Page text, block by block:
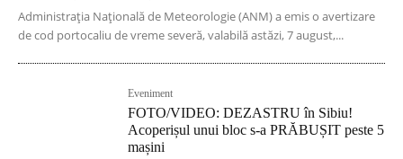
Administrația Națională de Meteorologie (ANM) a emis o avertizare
de cod portocaliu de vreme severă, valabilă astăzi, 7 august,...
Eveniment
FOTO/VIDEO: DEZASTRU în Sibiu!
Acoperișul unui bloc s-a PRĂBUȘIT peste 5
mașini